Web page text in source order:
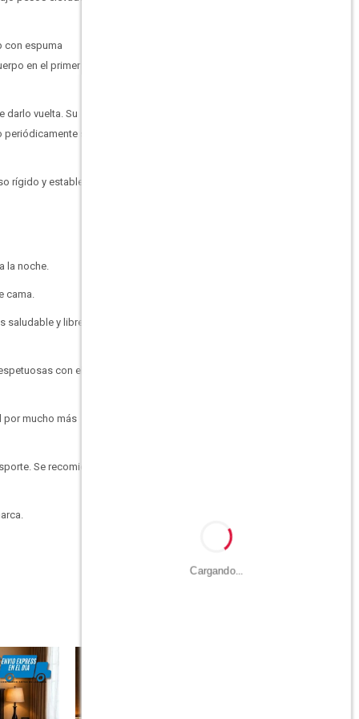
con espuma
en el primer
darlo vuelta. Su
sobre
rígido y estable.
la noche.
cama.
saludable y libre de
con el
por mucho más
Se recomienda
Cargando...